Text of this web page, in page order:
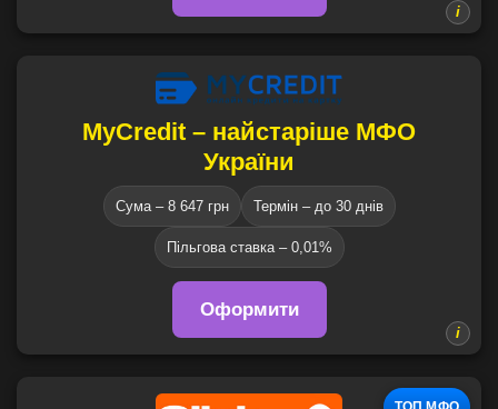
MyCredit – найстаріше МФО
України
Сума – 8 647 грн Термін – до 30 днів
Пільгова ставка – 0,01%
Оформити